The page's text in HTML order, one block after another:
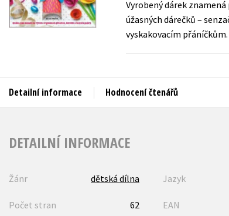
Auto - moto
Beletrie pro děti
Jazyky
Kalendáře
Komiks
Vyrobený dárek
úžasných dárečků –
vyskakovacím
Detailní informace Hodnocení čtenářů
DETAILNÍ INFORMACE
Žánr dětská dílna Jazyk
Počet stran 62 EAN